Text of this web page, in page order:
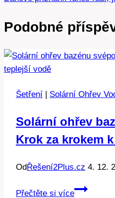
Podobné
Šetření | Solární Ohřev
Solární ohřev
Krok za krokem
OdŘešení2Plus.cz 4. 12.
Přečtěte si více
Solární